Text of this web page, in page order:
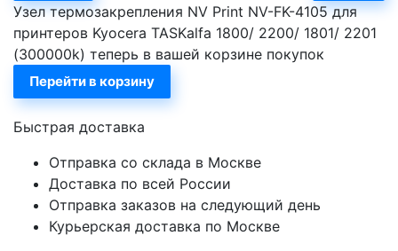
Узел термозакрепления NV Print NV-FK-4105 для
принтеров Kyocera TASKalfa 1800/ 2200/ 1801/ 2201
(300000k) теперь в вашей корзине покупок
Перейти в корзину
Быстрая доставка
Отправка со склада в Москве
Доставка по всей России
Отправка заказов на следующий день
Курьерская доставка по Москве